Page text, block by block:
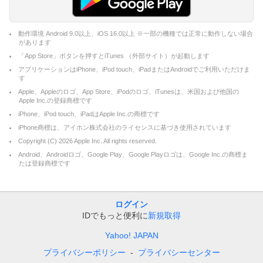
動作環境 Android 9.0以上、iOS 16.0以上 ※一部の機種では正常に動作しない場合
があります
「App Store」ボタンを押すとiTunes （外部サイト）が起動します
アプリケーションはiPhone、iPod touch、iPadまたはAndroidでご利用いただけま
す
Apple、Appleのロゴ、App Store、iPodのロゴ、iTunesは、米国および他国の
Apple Inc.の登録商標です
iPhone、iPod touch、iPadはApple Inc.の商標です
iPhone商標は、アイホン株式会社のライセンスに基づき使用されています
Copyright (C) 2026Apple Inc. All rights reserved.
Android、Androidロゴ、Google Play、Google Playロゴは、Google Inc.の商標ま
たは登録商標です
ログイン
IDでもっと便利に新規取得
Yahoo! JAPAN
プライバシーポリシー
プライバシーセンター